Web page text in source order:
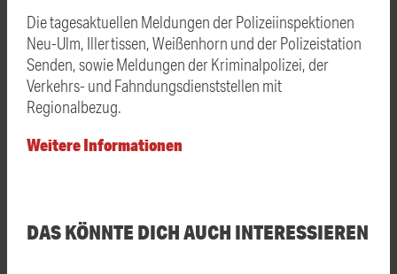
Die tagesaktuellen Meldungen der Polizeiinspektionen
Neu-Ulm, Illertissen, Weißenhorn und der Polizeistation
Senden, sowie Meldungen der Kriminalpolizei, der
Verkehrs- und Fahndungsdienststellen mit
Regionalbezug.
Weitere Informationen
DAS KÖNNTE DICH AUCH INTERESSIEREN